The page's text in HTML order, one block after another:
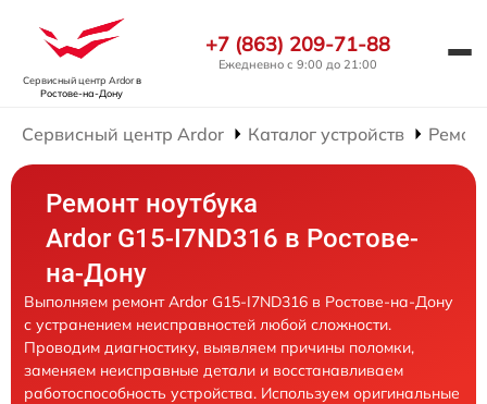
Сервисный центр Ardorв
Ростове-на-Дону
+7 (863) 209-71-88
Ежедневно с 9:00 до 21:00
Сервисный центр Ardor Каталог устройств
Ремонт ноутбука
Ardor G15-I7ND316 в Ростове-
на-Дону
Выполняем ремонт Ardor G15-I7ND316 в Ростове-на-Дону
с устранением неисправностей любой сложности.
Проводим диагностику, выявляем причины поломки,
заменяем неисправные детали и восстанавливаем
работоспособность устройства. Используем оригинальные